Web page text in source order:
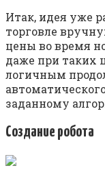
Итак, идея уже
торговле
цены во время
даже при таких
логичным
заданному
Создание робота